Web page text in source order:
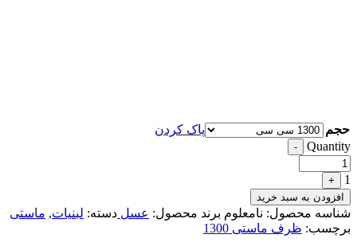
حجم
پاک کردن
Quantity
-
1
+
افزودن به سبد خرید
شناسه محصول: نامعلوم برند محصول: عسل دسته: لبنیات, ماستی
برچسب: ظرف ماستی 1300